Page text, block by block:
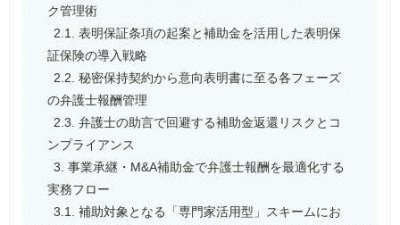
ク管理術
2.1. 表明保証条項の起案と補助金を活用した表明保
証保険の導入戦略
2.2. 秘密保持契約から意向表明書に至る各フェーズ
の弁護士報酬管理
2.3. 弁護士の助言で回避する補助金返還リスクとコ
ンプライアンス
3. 事業承継・M&A補助金で弁護士報酬を最適化する
実務フロー
3.1. 補助対象となる「専門家活用型」スキームにお